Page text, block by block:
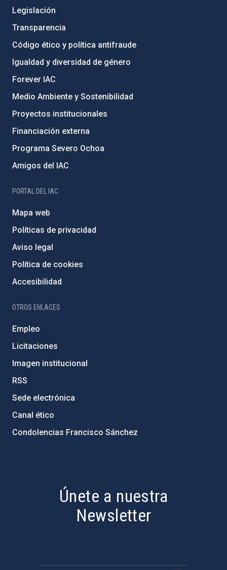
Legislación
Transparencia
Código ético y política antifraude
Igualdad y diversidad de género
Forever IAC
Medio Ambiente y Sostenibilidad
Proyectos institucionales
Financiación externa
Programa Severo Ochoa
Amigos del IAC
PORTAL DEL IAC
Mapa web
Políticas de privacidad
Aviso legal
Política de cookies
Accesibilidad
OTROS ENLACES
Empleo
Licitaciones
Imagen institucional
RSS
Sede electrónica
Canal ético
Condolencias Francisco Sánchez
Únete a nuestra
Newsletter